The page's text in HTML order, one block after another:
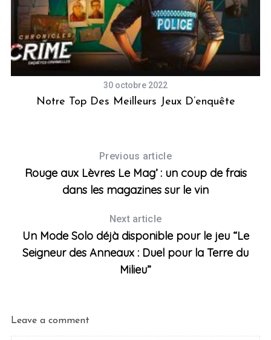
30 octobre 2022
Notre Top Des Meilleurs Jeux D’enquête
Previous article
Rouge aux Lèvres Le Mag’ : un coup de frais
dans les magazines sur le vin
Next article
Un Mode Solo déjà disponible pour le jeu “Le
Seigneur des Anneaux : Duel pour la Terre du
Milieu”
Leave a comment